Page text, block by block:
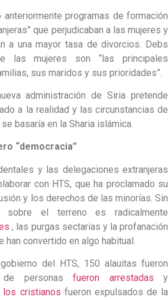
anteriormente programas de formación
que perjudicaban a las mujeres y
a una mayor tasa de divorcios. Debs
las mujeres son “las principales
sus maridos y sus prioridades”.
administración de Siria pretende
a la realidad y las circunstancias de
basaría en la Sharia islámica.
“democracia”
y las delegaciones extranjeras
con HTS, que ha proclamado su
y los derechos de las minorías. Sin
sobre el terreno es radicalmente
, las purgas sectarias y la profanación
convertido en algo habitual.
del HTS, 150 alauitas fueron
de personas fueron arrestadas y
los cristianos fueron expulsados ​​de la